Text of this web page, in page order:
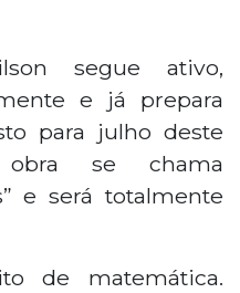
segue ativo,
e já prepara
para julho deste
se chama
e será totalmente
de matemática.